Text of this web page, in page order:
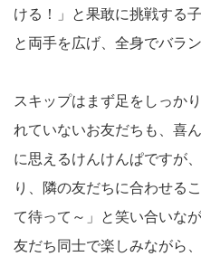
ける！」と果敢に挑戦する
と両手を広げ、全身でバラ
スキップはまず足をしっか
れていないお友だちも、喜
に思えるけんけんぱですが
り、隣の友だちに合わせる
て待って～」と笑い合いな
友だち同士で楽しみながら